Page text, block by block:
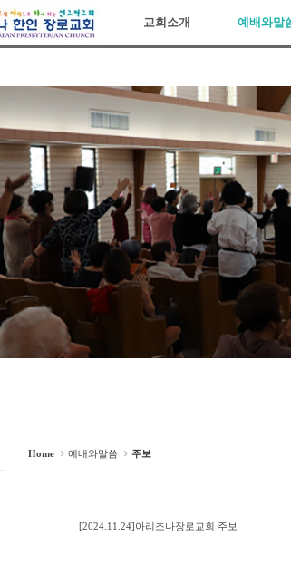
교회소개 예배와말
Home 예배와말씀 주보
[2024.11.24]아리조나장로교회 주보